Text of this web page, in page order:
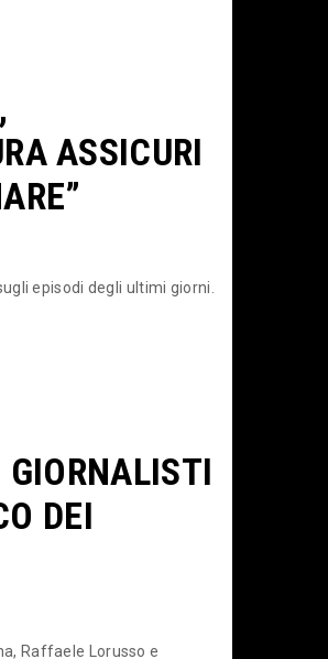
ASSICURI
episodi degli ultimi giorni.
GIORNALISTI
DEI
Raffaele Lorusso e